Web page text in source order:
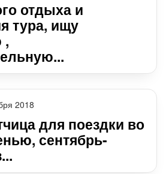
отдыха и
тура, ищу
,
2018
для поездки во
сентябрь-